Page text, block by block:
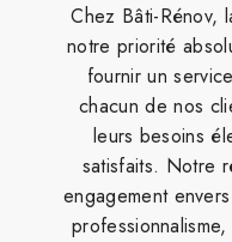
Chez Bâti-Rénov,
notre priorité
fournir un
chacun de nos
leurs besoins
satisfaits. Notre
engagement